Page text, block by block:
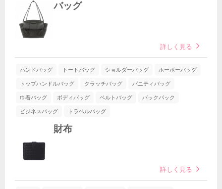
バッグ
詳しく見る
ハンドバッグ トートバッグ ショルダーバッグ ホーボーバッグ
トップハンドルバッグ クラッチバッグ バニティバッグ
巾着バッグ ボディバッグ ベルトバッグ バックパック
ビジネスバッグ トラベルバッグ
財布
詳しく見る